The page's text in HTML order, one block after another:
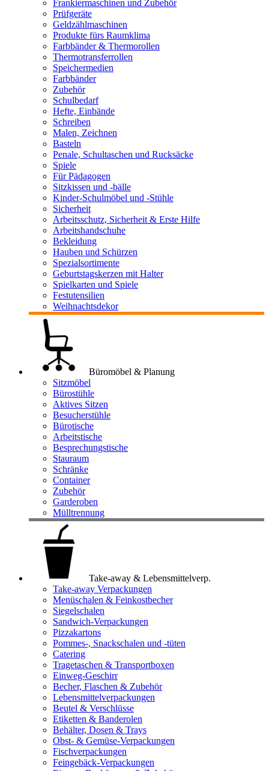
Frankiermaschinen und Zubehör
Prüfgeräte
Geldzählmaschinen
Produkte fürs Raumklima
Farbbänder & Thermorollen
Thermotransferrollen
Speichermedien
Farbbänder
Zubehör
Schulbedarf
Hefte, Einbände
Schreiben
Malen, Zeichnen
Basteln
Penale, Schultaschen und Rucksäcke
Spiele
Für Pädagogen
Sitzkissen und -bälle
Kinder-Schulmöbel und -Stühle
Sicherheit
Arbeitsschutz, Sicherheit & Erste Hilfe
Arbeitshandschuhe
Bekleidung
Hauben und Schürzen
Spezialsortimente
Geburtstagskerzen mit Halter
Spielkarten und Spiele
Festutensilien
Weihnachtsdekor
Büromöbel & Planung
Sitzmöbel
Bürostühle
Aktives Sitzen
Besucherstühle
Bürotische
Arbeitstische
Besprechungstische
Stauraum
Schränke
Container
Zubehör
Garderoben
Mülltrennung
Take-away & Lebensmittelverp.
Take-away Verpackungen
Menüschalen & Feinkostbecher
Siegelschalen
Sandwich-Verpackungen
Pizzakartons
Pommes-, Snackschalen und -tüten
Catering
Tragetaschen & Transportboxen
Einweg-Geschirr
Becher, Flaschen & Zubehör
Lebensmittelverpackungen
Beutel & Verschlüsse
Etiketten & Banderolen
Behälter, Dosen & Trays
Obst- & Gemüse-Verpackungen
Fischverpackungen
Feingebäck-Verpackungen